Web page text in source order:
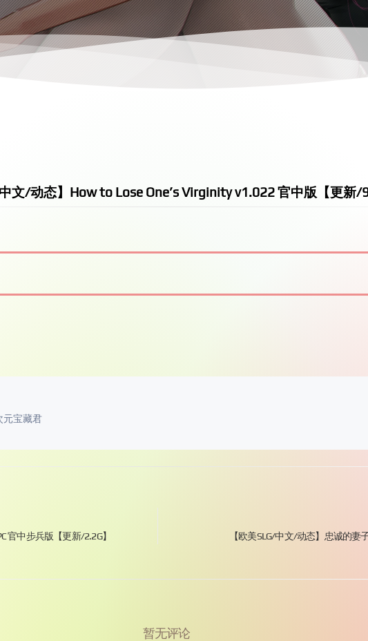
中文/动态】How to Lose One’s Virginity v1.022 官中版【更新/
元宝藏君
官中步兵版【更新/2.2G】
【欧美SLG/中文/动态】忠诚的妻
暂无评论